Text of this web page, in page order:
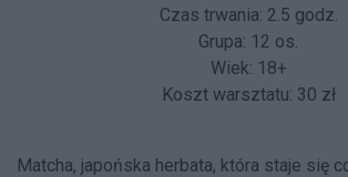
Czas trwania: 2.5 godz.
Grupa: 12 os.
Wiek: 18+
Koszt warsztatu: 30 zł
Matcha, japońska herbata, która staje się